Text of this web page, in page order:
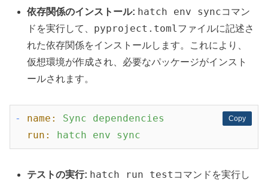
依存関係のインストール: hatch env syncコマン
ドを実行して、 pyproject.tomlファイルに記述さ
れた依存関係をインストールします。これにより、
仮想環境が作成され、必要なパッケージがインスト
ールされます。
Copy
Copy
- name: Sync
dependencies
run:
hatch env sync
テストの実行: hatch run test コマンドを実行し